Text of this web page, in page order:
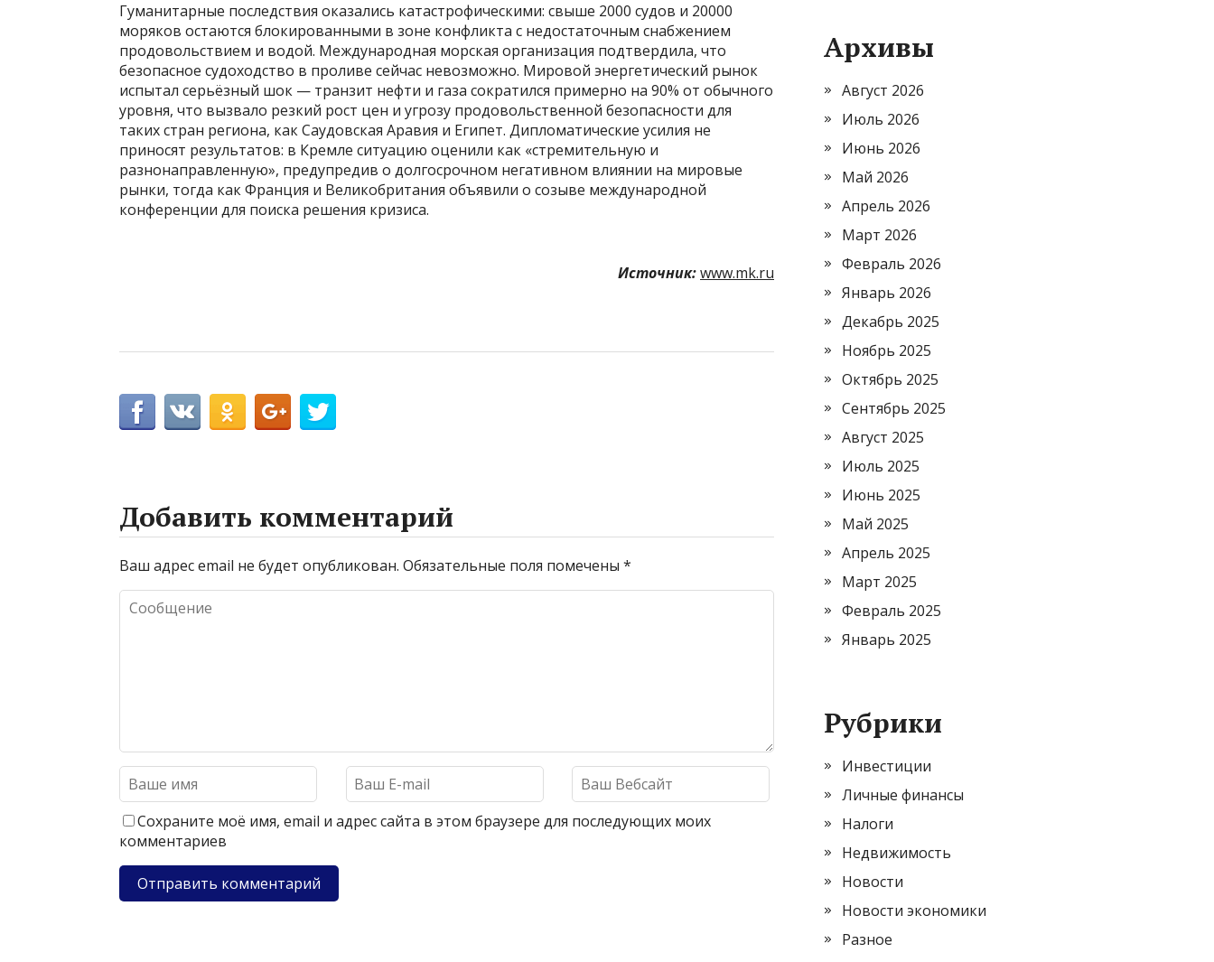
Гуманитарные последствия оказались катастрофическими: свыше 2000 судов и 20000
моряков остаются блокированными в зоне конфликта с недостаточным снабжением
продовольствием и водой. Международная морская организация подтвердила, что
безопасное судоходство в проливе сейчас невозможно. Мировой энергетический рынок
испытал серьёзный шок — транзит нефти и газа сократился примерно на 90% от обычного
уровня, что вызвало резкий рост цен и угрозу продовольственной безопасности для
таких стран региона, как Саудовская Аравия и Египет. Дипломатические усилия не
приносят результатов: в Кремле ситуацию оценили как «стремительную и
разнонаправленную», предупредив о долгосрочном негативном влиянии на мировые
рынки, тогда как Франция и Великобритания объявили о созыве международной
конференции для поиска решения кризиса.
Источник:www.mk.ru
Добавить комментарий
Ваш адрес email не будет опубликован. Обязательные поля помечены *
Сохраните моё имя, email и адрес сайта в этом браузере для последующих моих
комментариев
Архивы
Август 2026
Июль 2026
Июнь 2026
Май 2026
Апрель 2026
Март 2026
Февраль 2026
Январь 2026
Декабрь 2025
Ноябрь 2025
Октябрь 2025
Сентябрь 2025
Август 2025
Июль 2025
Июнь 2025
Май 2025
Апрель 2025
Март 2025
Февраль 2025
Январь 2025
Рубрики
Инвестиции
Личные финансы
Налоги
Недвижимость
Новости
Новости экономики
Разное